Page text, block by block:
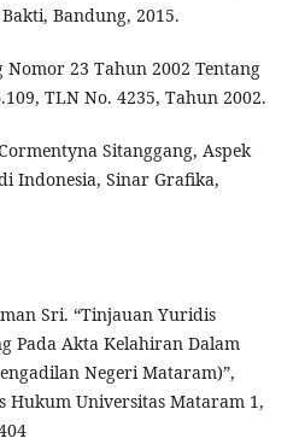
Bandung, 2015.
23 Tahun 2002 Tentang
TLN No. 4235, Tahun 2002.
Sitanggang, Aspek
Indonesia, Sinar Grafika,
Sri. “Tinjauan Yuridis
Pada Akta Kelahiran Dalam
Negeri Mataram)”,
Hukum Universitas Mataram 1,